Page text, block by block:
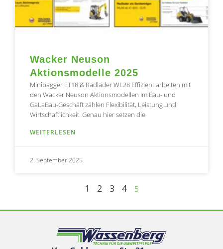
Wacker Neuson
Aktionsmodelle 2025
Minibagger ET18 & Radlader WL28 Effizient arbeiten mit
den Wacker Neuson Aktionsmodellen Im Bau- und
GaLaBau-Geschäft zählen Flexibilität, Leistung und
Wirtschaftlichkeit. Genau hier setzen die
WEITERLESEN
2. September 2025
1 2 3 4 5